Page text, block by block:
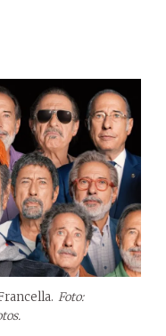
Foto: